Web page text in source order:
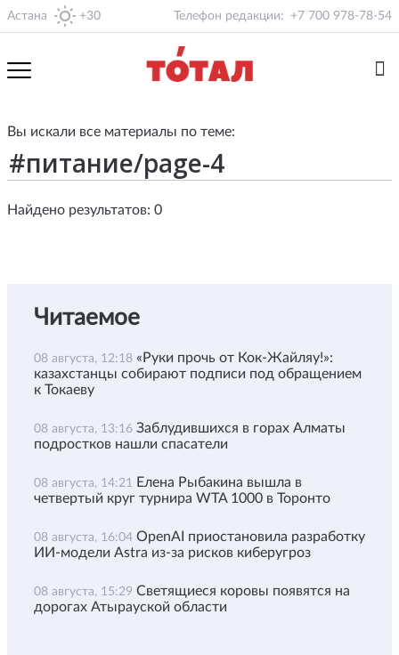
Астана +30 Телефон редакции: +7 700 978-78-54
Вы искали все материалы по теме:
Найдено результатов: 0
Читаемое
08 августа, 12:18 «Руки прочь от Кок-Жайляу!»:
казахстанцы собирают подписи под обращением
к Токаеву
08 августа, 13:16 Заблудившихся в горах Алматы
подростков нашли спасатели
08 августа, 14:21 Елена Рыбакина вышла в
четвертый круг турнира WTA 1000 в Торонто
08 августа, 16:04 OpenAI приостановила разработку
ИИ-модели Astra из-за рисков киберугроз
08 августа, 15:29 Светящиеся коровы появятся на
дорогах Атырауской области